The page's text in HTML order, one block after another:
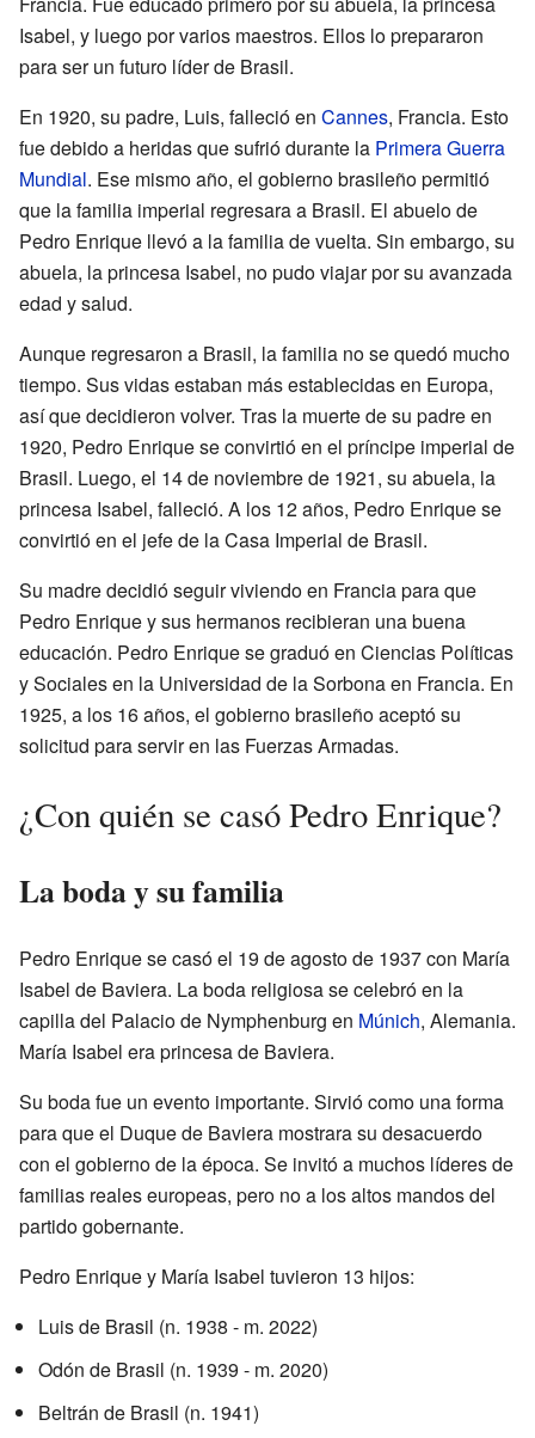
Isabel, y luego por varios maestros. Ellos lo prepararon
para ser un futuro líder de Brasil.
En 1920, su padre, Luis, falleció en Cannes, Francia. Esto
fue debido a heridas que sufrió durante la Primera Guerra
Mundial. Ese mismo año, el gobierno brasileño permitió
que la familia imperial regresara a Brasil. El abuelo de
Pedro Enrique llevó a la familia de vuelta. Sin embargo, su
abuela, la princesa Isabel, no pudo viajar por su avanzada
edad y salud.
Aunque regresaron a Brasil, la familia no se quedó mucho
tiempo. Sus vidas estaban más establecidas en Europa,
así que decidieron volver. Tras la muerte de su padre en
1920, Pedro Enrique se convirtió en el príncipe imperial de
Brasil. Luego, el 14 de noviembre de 1921, su abuela, la
princesa Isabel, falleció. A los 12 años, Pedro Enrique se
convirtió en el jefe de la Casa Imperial de Brasil.
Su madre decidió seguir viviendo en Francia para que
Pedro Enrique y sus hermanos recibieran una buena
educación. Pedro Enrique se graduó en Ciencias Políticas
y Sociales en la Universidad de la Sorbona en Francia. En
1925, a los 16 años, el gobierno brasileño aceptó su
solicitud para servir en las Fuerzas Armadas.
¿Con quién se casó Pedro Enrique?
La boda y su familia
Pedro Enrique se casó el 19 de agosto de 1937 con María
Isabel de Baviera. La boda religiosa se celebró en la
capilla del Palacio de Nymphenburg en Múnich, Alemania.
María Isabel era princesa de Baviera.
Su boda fue un evento importante. Sirvió como una forma
para que el Duque de Baviera mostrara su desacuerdo
con el gobierno de la época. Se invitó a muchos líderes de
familias reales europeas, pero no a los altos mandos del
partido gobernante.
Pedro Enrique y María Isabel tuvieron 13 hijos:
Luis de Brasil (n. 1938 - m. 2022)
Odón de Brasil (n. 1939 - m. 2020)
Beltrán de Brasil (n. 1941)